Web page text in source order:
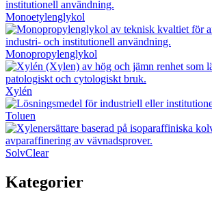
Monoetylenglykol
Monopropylenglykol
Xylén
Toluen
SolvClear
Kategorier